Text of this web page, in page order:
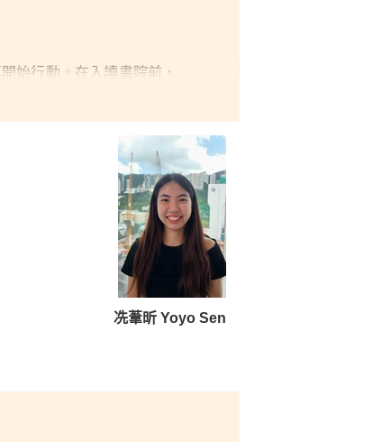
始行動。在入讀書院前，
著強烈的競爭心態，只是
冼葦昕 Yoyo Sen